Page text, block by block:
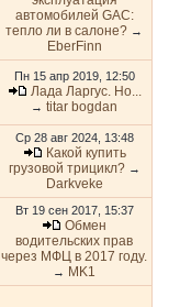
автомобилей GAC:
тепло ли в салоне? →
EberFinn
Пн 15 апр 2019, 12:50
Лада Ларгус. Но...
→ titar bogdan
Ср 28 авг 2024, 13:48
Какой купить
грузовой трицикл?→
Darkveke
Вт 19 сен 2017, 15:37
Обмен
водительских прав
через МФЦ в 2017 году.
→ MK1